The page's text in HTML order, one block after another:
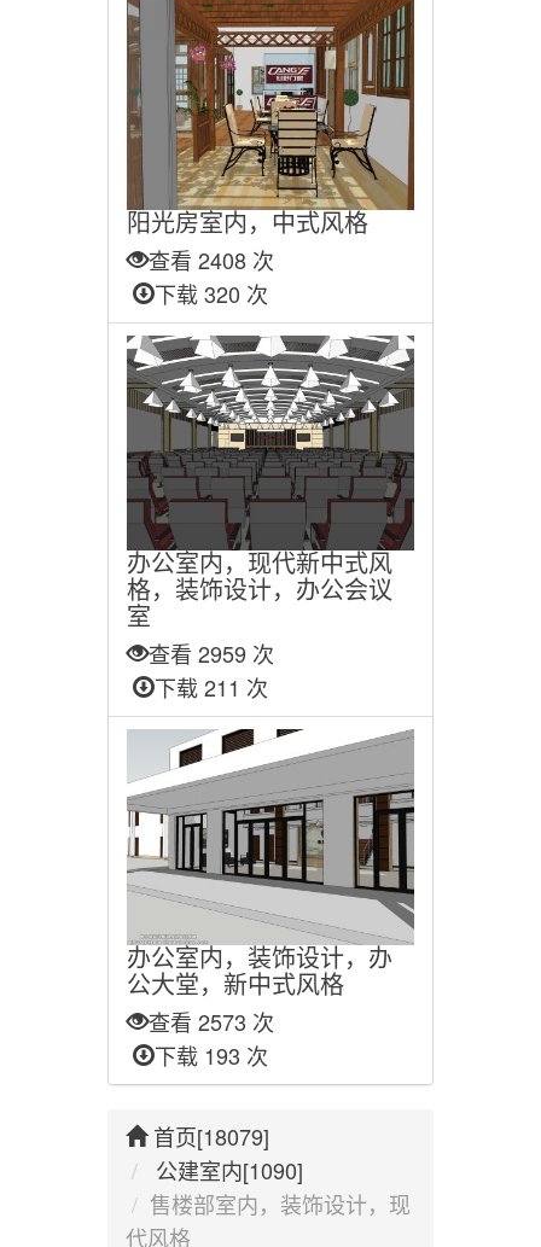
阳光房室内，中式风格
查看 2408 次
下载 320 次
办公室内，现代新中式风
格，装饰设计，办公会议
室
查看 2959 次
下载 211 次
办公室内，装饰设计，办
公大堂，新中式风格
查看 2573 次
下载 193 次
首页[18079]
公建室内[1090]
售楼部室内，装饰设计，现
代风格